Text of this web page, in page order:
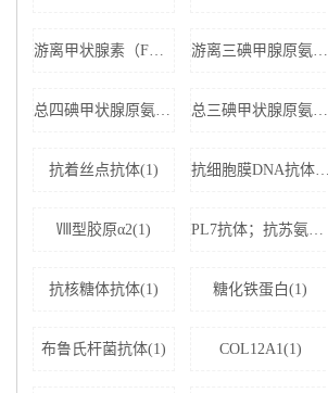
游离甲状腺素（FT4）(1) 游离三碘甲腺原氨酸（FT3）(1)
总四碘甲状腺原氨酸（TT4）(1) 总三碘甲状腺原氨酸（TT3)(1)
抗着丝点抗体(1) 抗细胞膜DNA抗体(1)
Ⅷ型胶原α2(1) PL7抗体；抗苏氨酰tRNA合成酶(1)
抗核糖体抗体(1) 糖化铁蛋白(1)
布鲁氏杆菌抗体(1) COL12A1(1)